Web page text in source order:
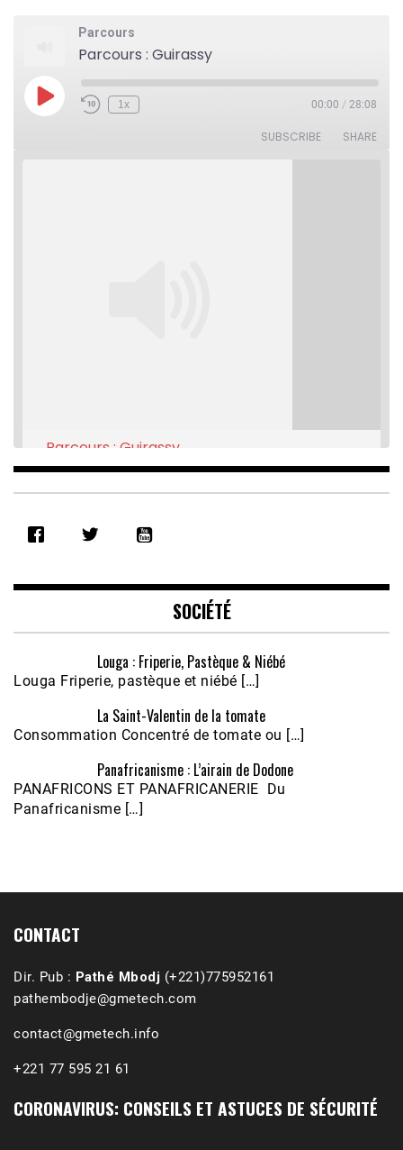
Parcours
Parcours : Guirassy
Play
Episode
Rewind
1x 00:00 / 28:08
SUBSCRIBE SHARE
RSS FEED
EMBED
Parcours : Guirassy
Feb 16, 2021 • 28:08
Écoutez le parcours de Claudiane Kapia
Nobana (Podologue)
Feb 24, 2021 • 28mn
1988-1989 :  La polémique de Guidimakha
SOCIÉTÉ
Louga : Friperie, Pastèque & Niébé
Louga Friperie, pastèque et niébé […]
La Saint-Valentin de la tomate
Consommation Concentré de tomate ou […]
Panafricanisme : L’airain de Dodone
PANAFRICONS ET PANAFRICANERIE Du
Panafricanisme […]
CONTACT
Dir. Pub : Pathé Mbodj (+221)775952161
pathembodje@gmetech.com
contact@gmetech.info
+221 77 595 21 61
CORONAVIRUS: CONSEILS ET ASTUCES DE SÉCURITÉ